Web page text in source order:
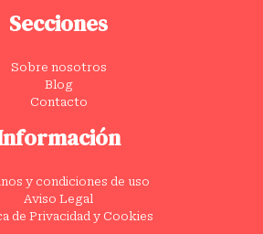
Secciones
Sobre nosotros
Blog
Contacto
y condiciones de uso
Aviso Legal
de Privacidad y Cookies